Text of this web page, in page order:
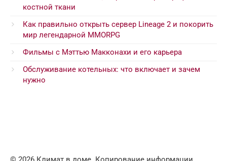
костной ткани
Как правильно открыть сервер Lineage 2 и покорить
мир легендарной MMORPG
Фильмы с Мэттью Макконахи и его карьера
Обслуживание котельных: что включает и зачем
нужно